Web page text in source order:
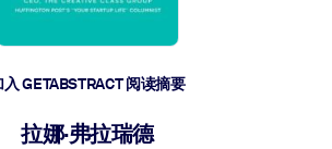
未来挑战所需的技能。
入 GETABSTRACT 阅读摘要
拉娜·弗拉瑞德